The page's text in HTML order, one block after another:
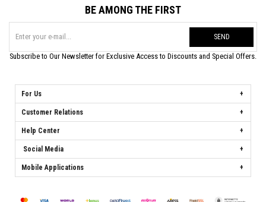
BE AMONG THE FIRST
SEND
Subscribe to Our Newsletter for Exclusive Access to Discounts and Special Offers.
For Us
Customer Relations
Help Center
Social Media
Mobile Applications